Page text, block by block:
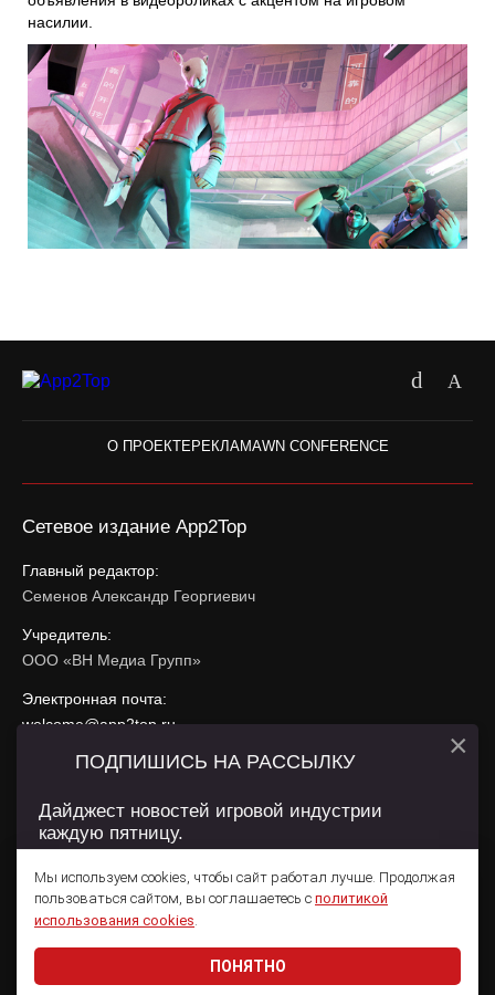
насилии.
О ПРОЕКТЕРЕКЛАМАWN CONFERENCE
Сетевое издание App2Top
Главный редактор:
Семенов Александр Георгиевич
Учредитель:
ООО «ВН Медиа Групп»
Электронная почта:
welcome@app2top.ru
При использовании материалов активная ссылка на
Сайт использует IP адреса, cookie, данные геолокации
использования содержатся вПолитике конфиденциальностии
Пользовательском соглашении .
© 2011 — 2026 App2Top 16+
Мы используем cookies, чтобы сайт работал лучше. Продолжая
пользоваться сайтом, вы соглашаетесь с политикой
использования cookies.
ПОНЯТНО
ПОДПИШИСЬ НА РАССЫЛКУ
Дайджест новостей игровой индустрии
каждую пятницу.
Даю согласие на обработкуперсональных данных
×